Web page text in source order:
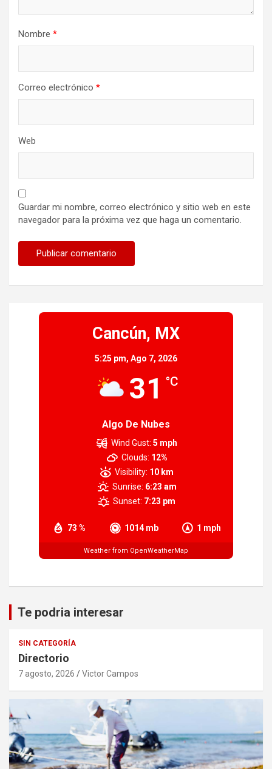
Nombre *
Correo electrónico *
Web
Guardar mi nombre, correo electrónico y sitio web en este
navegador para la próxima vez que haga un comentario.
Cancún, MX
5:25 pm, Ago 7, 2026
31 °C
Algo De Nubes
73 % 1014 mb 1 mph
Wind Gust: 5 mph
Clouds: 12%
Visibility: 10 km
Sunrise: 6:23 am
Sunset: 7:23 pm
Weather from OpenWeatherMap
Te podria interesar
SIN CATEGORÍA
Directorio
7 agosto, 2026 Victor Campos